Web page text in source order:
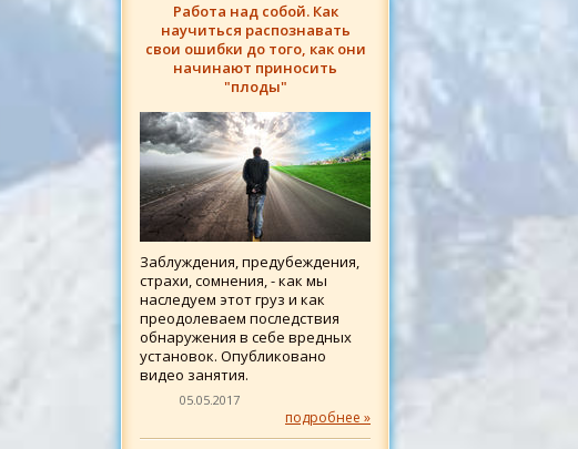
Работа над собой. Как
научиться распознавать
свои ошибки до того, как они
начинают приносить
"плоды"
Заблуждения, предубеждения,
страхи, сомнения, - как мы
наследуем этот груз и как
преодолеваем последствия
обнаружения в себе вредных
установок. Опубликовано
видео занятия.
05.05.2017
подробнее »